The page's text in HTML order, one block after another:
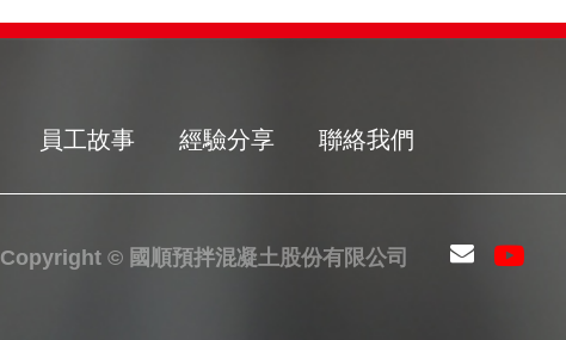
員工故事 經驗分享 聯絡我們
Copyright © 國順預拌混凝土股份有限公司